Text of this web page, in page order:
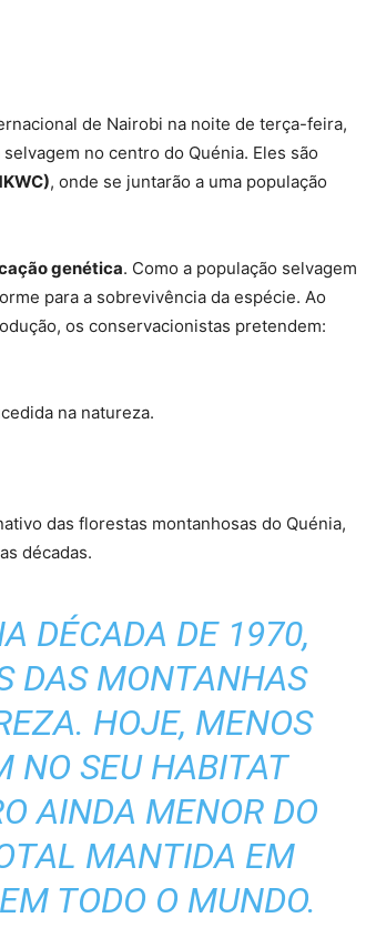
de Nairobi na noite de terça-feira,
no centro do Quénia. Eles são
, onde se juntarão a uma população
genética. Como a população selvagem
para a sobrevivência da espécie. Ao
os conservacionistas pretendem:
na natureza.
das florestas montanhosas do Quénia,
décadas.
DÉCADA DE 1970,
DAS MONTANHAS
HOJE, MENOS
NO SEU HABITAT
AINDA MENOR DO
MANTIDA EM
TODO O MUNDO.